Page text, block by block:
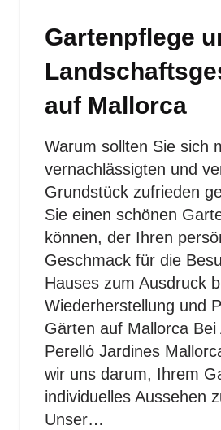
Gartenpflege
auf Mallorca
Warum sollten Sie sich
vernachlässigten und
Grundstück zufrieden
Sie einen schönen
können, der Ihren
Geschmack für die
Hauses zum Ausdruck
Wiederherstellung und
Gärten auf Mallorca Bei
Perelló Jardines
wir uns darum, Ihrem
individuelles Aussehen
Unser…